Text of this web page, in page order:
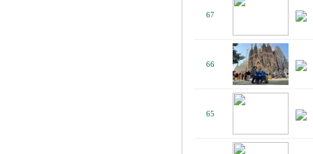
67
66
65